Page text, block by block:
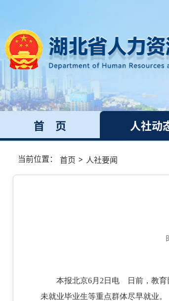
首 页 人社动
当前位置： 首页 > 人社要闻
本报北京6月2日电 日前，教育
未就业毕业生等重点群体尽早就业。